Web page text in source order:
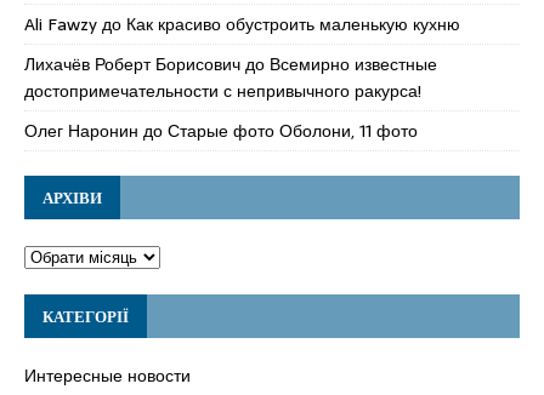
Ali Fawzyдо Как красиво обустроить маленькую кухню
Лихачёв Роберт Борисовичдо Всемирно известные
достопримечательности с непривычного ракурса!
Олег Наронин доСтарые фото Оболони, 11 фото
АРХІВИ
КАТЕГОРІЇ
Интересные новости